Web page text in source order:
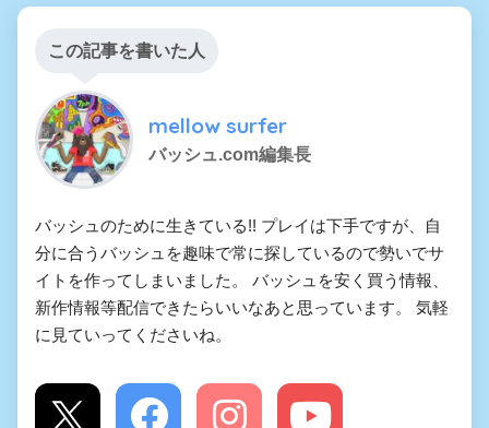
この記事を書いた人
mellow surfer
バッシュ.com編集長
バッシュのために生きている!! プレイは下手ですが、自
分に合うバッシュを趣味で常に探しているので勢いでサ
イトを作ってしまいました。 バッシュを安く買う情報、
新作情報等配信できたらいいなあと思っています。 気軽
に見ていってくださいね。